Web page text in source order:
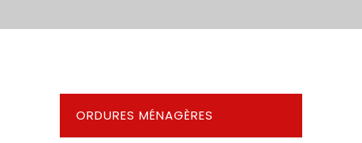
ORDURES MÉNAGÈRES